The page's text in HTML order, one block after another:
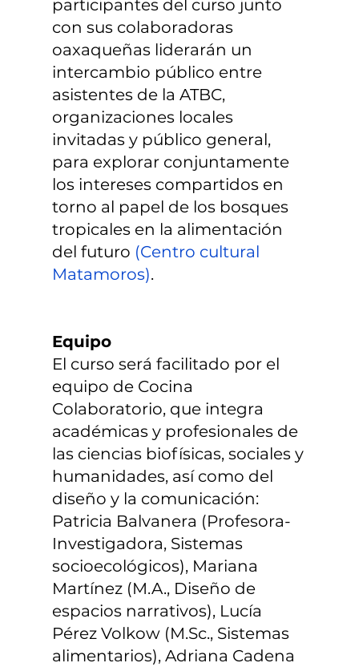
participantes del curso junto
con sus colaboradoras
oaxaqueñas liderarán un
intercambio público entre
asistentes de la ATBC,
organizaciones locales
invitadas y público general,
para explorar conjuntamente
los intereses compartidos en
torno al papel de los bosques
tropicales en la alimentación
del futuro (Centro cultural
Matamoros).
Equipo
El curso será facilitado por el
equipo de Cocina
Colaboratorio, que integra
académicas y profesionales de
las ciencias biofísicas, sociales y
humanidades, así como del
diseño y la comunicación:
Patricia Balvanera (Profesora-
Investigadora, Sistemas
socioecológicos), Mariana
Martínez (M.A., Diseño de
espacios narrativos), Lucía
Pérez Volkow (M.Sc., Sistemas
alimentarios), Adriana Cadena